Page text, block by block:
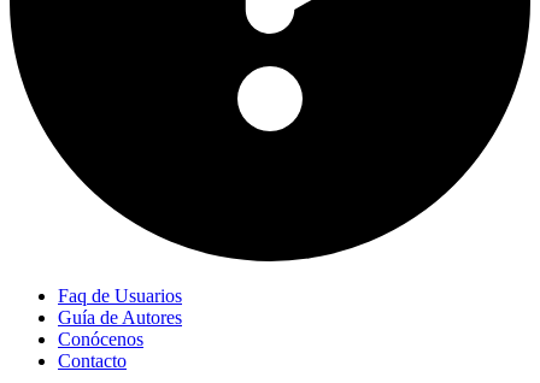
Faq de Usuarios
Guía de Autores
Conócenos
Contacto